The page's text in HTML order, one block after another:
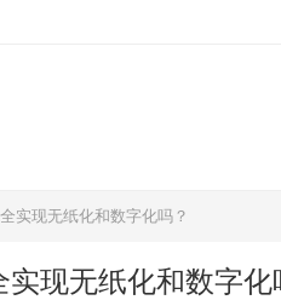
实现无纸化和数字化吗？
现无纸化和数字化